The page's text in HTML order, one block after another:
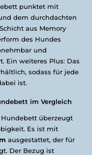
punktet mit
dem durchdachten
aus Memory
des Hundes
und
Ein weiteres Plus: Das
sodass für jede
ist.
im Vergleich
überzeugt
Es ist mit
ausgestattet, der für
Der Bezug ist